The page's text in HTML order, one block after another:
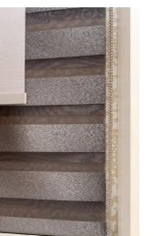
día. Para sacar el
que instalamos
nos e...